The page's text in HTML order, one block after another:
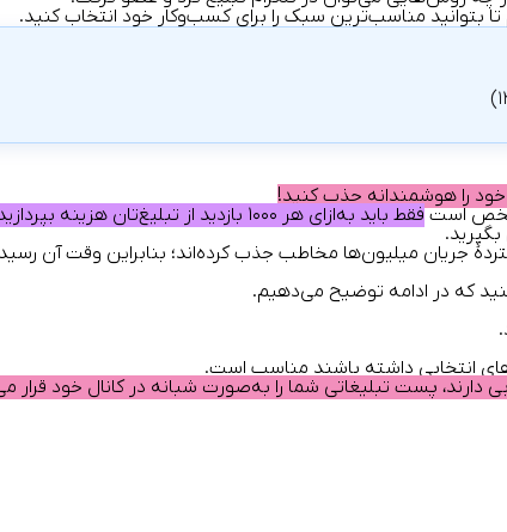
بتوانید مناسب‌ترین سبک را برای کسب‌وکار خود انتخاب کنید.
را هوشمندانه جذب کنید!
مشخص استفقط باید به‌ازای هر ۱۰۰۰ بازدید از تبلیغ‌تان هزینه بپردازید؛
جریان میلیون‌ها مخاطب جذب کرده‌اند؛ بنابراین وقت آن
که در ادامه توضیح می‌دهیم.
انتخابی داشته باشند مناسب است.